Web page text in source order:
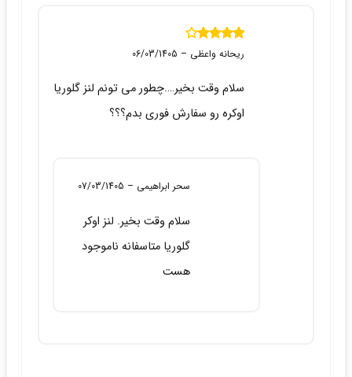
نمره4 از 5
ریحانه واعظی –
06/03/1405
سلام وقت بخیر….چطور می تونم لنز گلوریا
اوکره رو سفارش فوری بدم؟؟؟
سحر ابراهیمی –
07/03/1405
سلام وقت بخیر. لنز اوکر
گلوریا متاسفانه ناموجود
هست